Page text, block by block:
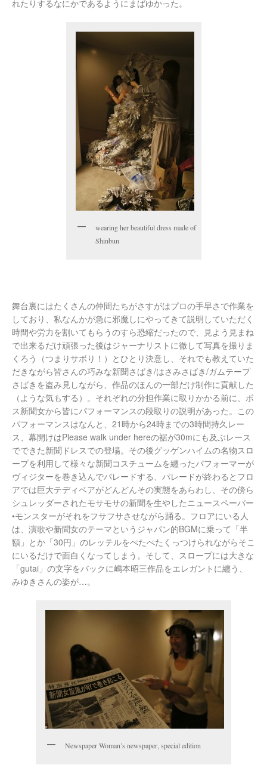
れたりするなにかであるようにまばゆかった。
wearing her beautiful dress made of
Shinbun
舞台裏にはたくさんの仲間たちがさすがはプロの手早さで作業を
しており、私なんかが急に邪魔しにやってきて説明していただく
時間や労力を割いてもらうのすら恐縮だったので、見よう見まね
で出来るだけ頑張った後はジャーナリストに徹して写真を撮りま
くろう（つまりサボり！）とひとり決意し、それでも教えていた
だきながら皆さんの巧みな新聞さばき/はさみさばき/ガムテープ
さばきを盗み見しながら、作品のほんの一部だけ制作に貢献した
（ような気もする）。それぞれの分担作業に取りかかる前に、ボ
ス新聞女から皆にパフォーマンスの段取りの説明があった。この
パフォーマンスはなんと、21時から24時までの3時間持久レー
ス、幕開けはPlease walk under hereの裾が30mにも及ぶレース
でできた新聞ドレスでの登場。その後グッゲンハイムの名物スロ
ープを利用して様々な新聞コスチュームを纏ったパフォーマーが
ヴィジターを巻き込んでパレードする、パレードが終わるとフロ
アでは巨大テディベアがどんどんその実態をあらわし、その傍ら
シュレッダーされたモサモサの新聞を生やしたニュースペーパー
•モンスターがそれをフサフサさせながら踊る。フロアにいる人
は、演歌や新聞女のテーマというジャパン的BGMに乗って「半
額」とか「30円」のレッテルをぺたぺたくっつけられながらそこ
にいるだけで面白くなってしまう。そして、スロープには大きな
「gutai」の文字をバックに嶋本昭三作品をエレガントに纏う、
みゆきさんの姿が…。
Newspaper Woman’s newspaper, special edition